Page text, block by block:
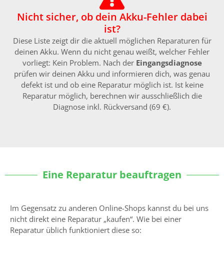
Nicht sicher, ob dein Akku-Fehler dabei
ist?
Diese Liste zeigt dir die aktuell möglichen Reparaturen für
deinen Akku. Wenn du nicht genau weißt, welcher Fehler
vorliegt: Kein Problem. Nach der Eingangsdiagnose
prüfen wir deinen Akku und informieren dich, was genau
defekt ist und ob eine Reparatur möglich ist. Ist keine
Reparatur möglich, berechnen wir ausschließlich die
Diagnose inkl. Rückversand (69 €).
Eine Reparatur beauftragen
Im Gegensatz zu anderen Online-Shops kannst du bei uns
nicht direkt eine Reparatur „kaufen“. Wie bei einer
Reparatur üblich funktioniert diese so: